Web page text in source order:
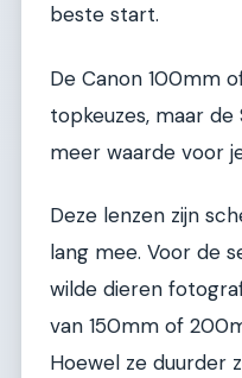
beste start.
De Canon 100mm
topkeuzes, maar
meer waarde voor
Deze lenzen zijn
lang mee. Voor de
wilde dieren
van 150mm of
Hoewel ze duurder